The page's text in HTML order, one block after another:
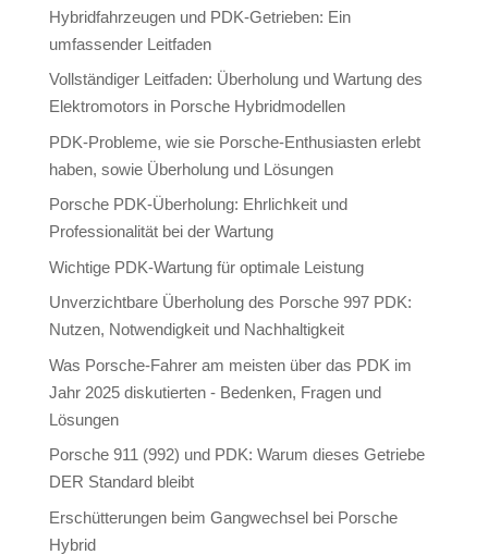
Hybridfahrzeugen und PDK-Getrieben: Ein
umfassender Leitfaden
Vollständiger Leitfaden: Überholung und Wartung des
Elektromotors in Porsche Hybridmodellen
PDK-Probleme, wie sie Porsche-Enthusiasten erlebt
haben, sowie Überholung und Lösungen
Porsche PDK-Überholung: Ehrlichkeit und
Professionalität bei der Wartung
Wichtige PDK-Wartung für optimale Leistung
Unverzichtbare Überholung des Porsche 997 PDK:
Nutzen, Notwendigkeit und Nachhaltigkeit
Was Porsche-Fahrer am meisten über das PDK im
Jahr 2025 diskutierten - Bedenken, Fragen und
Lösungen
Porsche 911 (992) und PDK: Warum dieses Getriebe
DER Standard bleibt
Erschütterungen beim Gangwechsel bei Porsche
Hybrid